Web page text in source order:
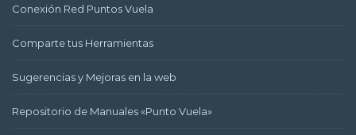
Conexión Red Puntos Vuela
Comparte tus Herramientas
Sugerencias y Mejoras en la web
Repositorio de Manuales «Punto Vuela»